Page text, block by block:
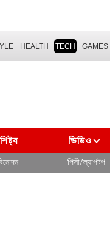
HEALTH TECH GAMES
ভিডিও
পিসী/ল্যাপটপ